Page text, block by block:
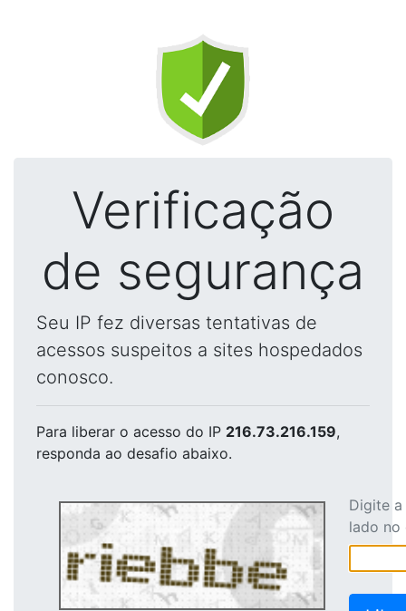
Verificação
de segurança
Seu IP fez diversas tentativas de
acessos suspeitos a sites hospedados
conosco.
Para liberar o acesso do IP 216.73.216.159,
responda ao desafio abaixo.
Digite
lado no